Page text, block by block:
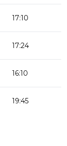
17:10
17:24
16:10
19:45